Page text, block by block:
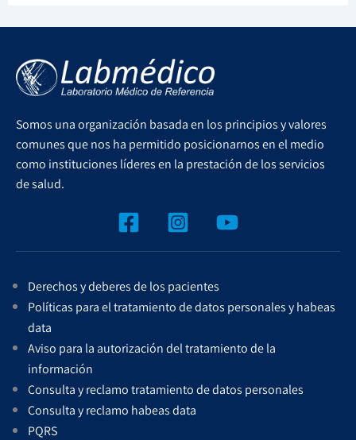
Somos una organización basada en los principios y valores
comunes que nos ha permitido posicionarnos en el medio
como instituciones líderes en la prestación de los servicios
de salud.
Derechos y deberes de los pacientes
Políticas para el tratamiento de datos personales y habeas
data
Aviso para la autorización del tratamiento de la
información
Consulta y reclamo tratamiento de datos personales
Consulta y reclamo habeas data
PQRS